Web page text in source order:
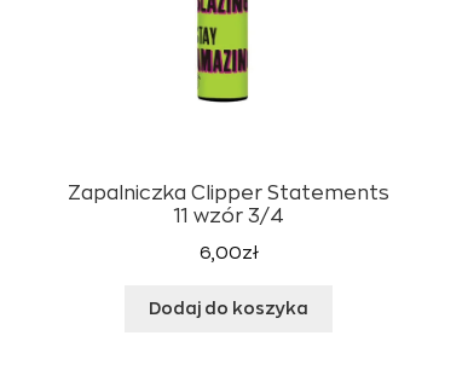
Zapalniczka Clipper Statements
11 wzór 3/4
6,00zł
Dodaj do koszyka